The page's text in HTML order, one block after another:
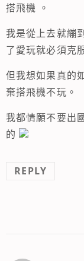
搭飛機 。
我是從上去就繃
了愛玩就必須克
但我想如果真的
棄搭飛機不玩。
我都情願不要出
的
REPLY